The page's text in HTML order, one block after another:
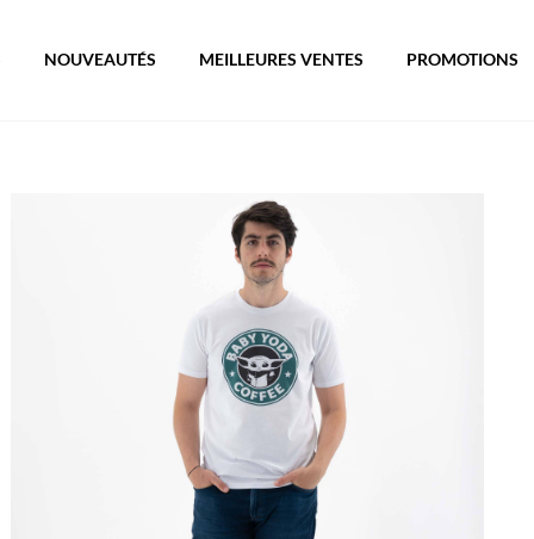
NOUVEAUTÉS MEILLEURES VENTES PROMOTIONS